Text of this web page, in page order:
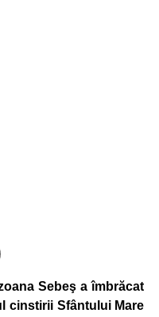
Sebeş a îmbrăcat
cinstirii Sfântului Mare